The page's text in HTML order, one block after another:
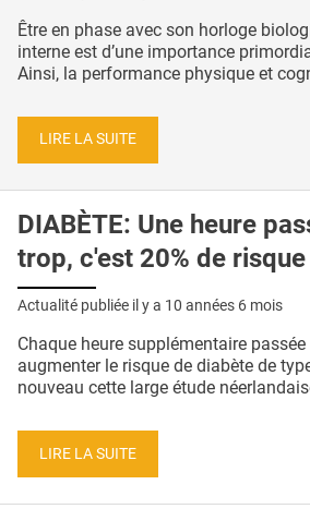
Être en phase avec son horloge
interne est d’une importance
Ainsi, la performance physique et
LIRE LA SUITE
DIABÈTE: Une heure
trop, c'est 20% de
Actualité publiée il y a 10 années 6 mois
Chaque heure supplémentaire
augmenter le risque de diabète de
nouveau cette large étude
LIRE LA SUITE